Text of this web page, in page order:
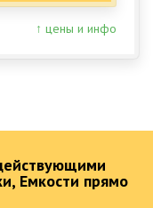
↑ цены и инфо
Емкости прямо